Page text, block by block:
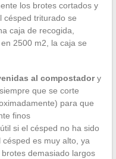
los brotes cortados y
césped triturado se
caja de recogida,
2500 m2, la caja se
al compostadory
que se corte
para que
finos
si el césped no ha sido
es muy alto, ya
demasiado largos